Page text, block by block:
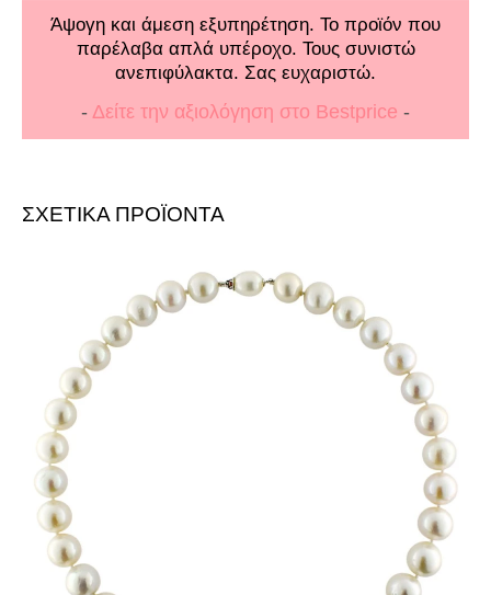
Άψογη και άμεση εξυπηρέτηση. Το προϊόν που
παρέλαβα απλά υπέροχο. Τους συνιστώ
ανεπιφύλακτα. Σας ευχαριστώ.
- Δείτε την αξιολόγηση στο Bestprice -
ΣΧΕΤΙΚΑ ΠΡΟΪΟΝΤΑ